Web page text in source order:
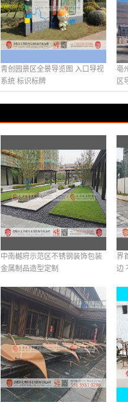
青创园景区全景导览图 入口导视
系统 标识标牌
亳
区
中南樾府示范区不锈钢装饰包装
金属制品造型定制
界
边